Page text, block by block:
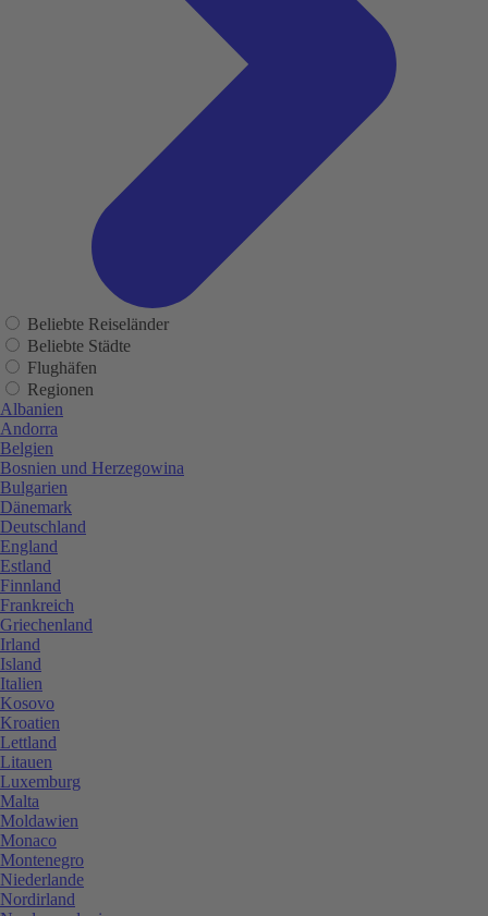
Beliebte Reiseländer
Beliebte Städte
Flughäfen
Regionen
Albanien
Andorra
Belgien
Bosnien und Herzegowina
Bulgarien
Dänemark
Deutschland
England
Estland
Finnland
Frankreich
Griechenland
Irland
Island
Italien
Kosovo
Kroatien
Lettland
Litauen
Luxemburg
Malta
Moldawien
Monaco
Montenegro
Niederlande
Nordirland